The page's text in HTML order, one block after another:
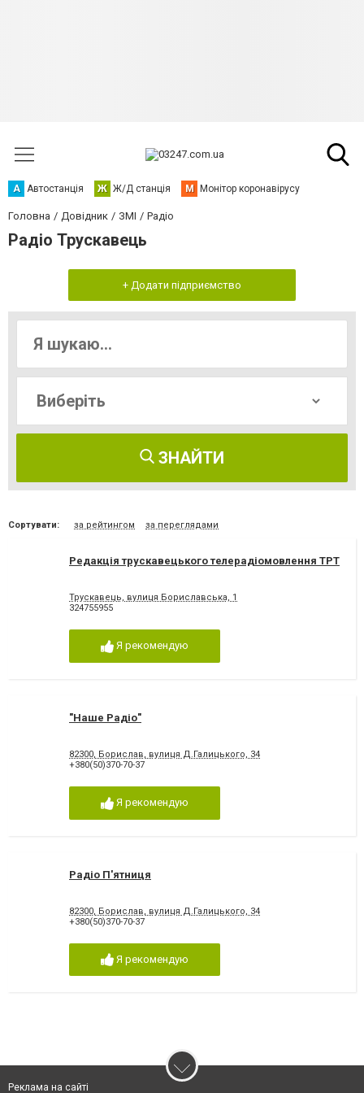
А Автостанція Ж Ж/Д станція М Монітор коронавірусу
Головна Довідник ЗМІ Радіо
Радіо Трускавець
+ Додати підприємство
ЗНАЙТИ
Сортувати: за рейтингом за переглядами
Редакція трускавецького телерадіомовлення ТРТ
Трускавець, вулиця Бориславська, 1
324755955
Я рекомендую
"Наше Радіо"
82300, Борислав, вулиця Д.Галицького, 34
+380(50)370-70-37
Я рекомендую
Радіо П'ятниця
82300, Борислав, вулиця Д.Галицького, 34
+380(50)370-70-37
Я рекомендую
Реклама на сайті